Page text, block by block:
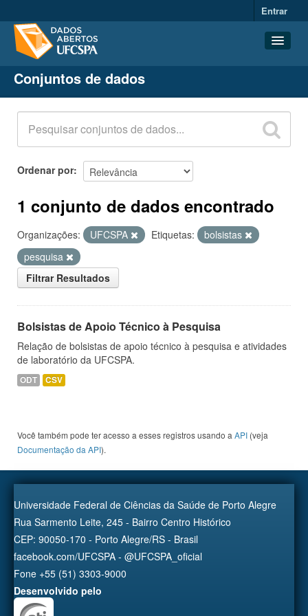
Entrar
Conjuntos de dados
Organizações
Grupos
Sobre
Conjuntos de dados
Ordenar por
1 conjunto de dados encontrado
Organizações: UFCSPA Etiquetas:
bolsistas
pesquisa
Filtrar Resultados
Bolsistas de Apoio Técnico à Pesquisa
Relação de bolsistas de apoio técnico à pesquisa e atividades
de laboratório da UFCSPA.
ODT CSV
Você também pode ter acesso a esses registros usando a API (veja
Documentação da API).
Universidade Federal de Ciências da Saúde de Porto Alegre
Rua Sarmento Leite, 245 - Bairro Centro Histórico
CEP: 90050-170 - Porto Alegre/RS - Brasil
facebook.com/UFCSPA - @UFCSPA_oficial
Fone +55 (51) 3303-9000
Desenvolvido pelo